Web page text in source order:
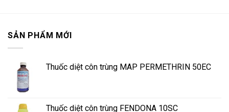
SẢN PHẨM MỚI
Thuốc diệt côn trùng MAP PERMETHRIN 50EC
Thuốc diệt côn trùng FENDONA 10SC